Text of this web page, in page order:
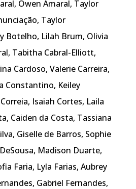
Owen Amaral, Taylor
Taylor
Botelho, Lilah Brum, Olivia
Tabitha Cabral-Elliott,
Cardoso, Valerie Carreira,
Constantino, Keiley
Isaiah Cortes, Laila
Caiden da Costa, Tassiana
Giselle de Barros, Sophie
Madison Duarte,
Faria, Lyla Farias, Aubrey
Gabriel Fernandes,